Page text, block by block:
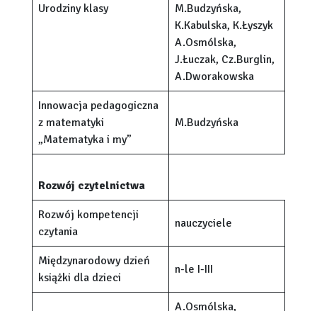
Urodziny klasy
M.Budzyńska,
K.Kabulska, K.Łyszyk
A.Osmólska,
J.Łuczak, Cz.Burglin,
A.Dworakowska
Innowacja pedagogiczna
z matematyki
„Matematyka i my”
M.Budzyńska
Rozwój czytelnictwa
Rozwój kompetencji
czytania
nauczyciele
Międzynarodowy dzień
książki dla dzieci
n-le I-III
A.Osmólska,